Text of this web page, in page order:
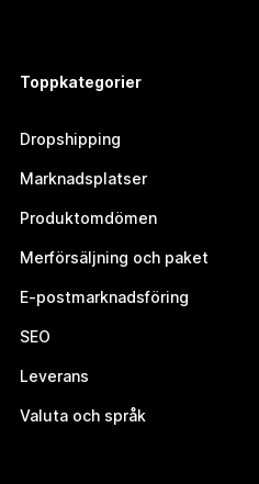
Toppkategorier
Dropshipping
Marknadsplatser
Produktomdömen
Merförsäljning och paket
E-postmarknadsföring
SEO
Leverans
Valuta och språk